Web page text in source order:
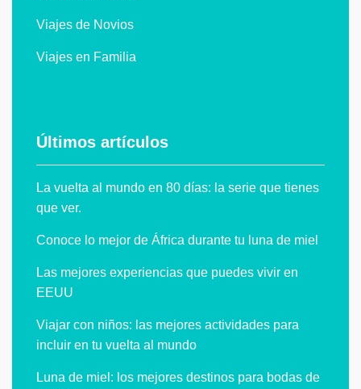
Viajes de Novios
Viajes en Familia
Últimos artículos
La vuelta al mundo en 80 días: la serie que tienes
que ver.
Conoce lo mejor de África durante tu luna de miel
Las mejores experiencias que puedes vivir en
EEUU
Viajar con niños: las mejores actividades para
incluir en tu vuelta al mundo
Luna de miel: los mejores destinos para bodas de